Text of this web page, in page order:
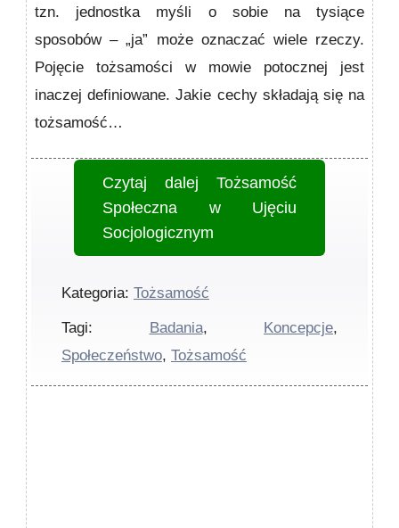
tzn. jednostka myśli o sobie na tysiące
sposobów – „ja” może oznaczać wiele rzeczy.
Pojęcie tożsamości w mowie potocznej jest
inaczej definiowane. Jakie cechy składają się na
tożsamość…
Czytaj dalejTożsamość
Społeczna w Ujęciu
Socjologicznym
Kategoria: Tożsamość
Tagi: Badania, Koncepcje,
Społeczeństwo, Tożsamość